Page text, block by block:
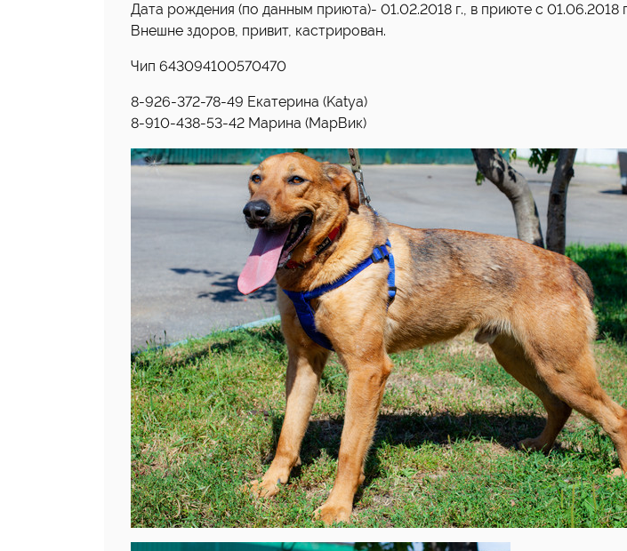
Дата рождения (по данным приюта)- 01.02.2018 г., в приюте с 01.06.2018
Внешне здоров, привит, кастрирован.
Чип 643094100570470
8-926-372-78-49 Екатерина (Katya)
8-910-438-53-42 Марина (МарВик)